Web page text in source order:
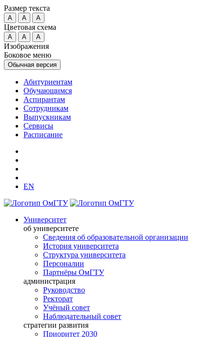
Размер текста
A A A
Цветовая схема
A A A
Изображения
Боковое меню
Обычная версия
Абитуриентам
Обучающимся
Аспирантам
Сотрудникам
Выпускникам
Сервисы
Расписание
EN
Университет
об университете
Сведения об образовательной организации
История университета
Структура университета
Персоналии
Партнёры ОмГТУ
администрация
Руководство
Ректорат
Учёный совет
Наблюдательный совет
стратегии развития
Приоритет 2030